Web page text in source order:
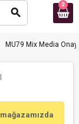
search
0
MU79 Mix Media
mağazamızda